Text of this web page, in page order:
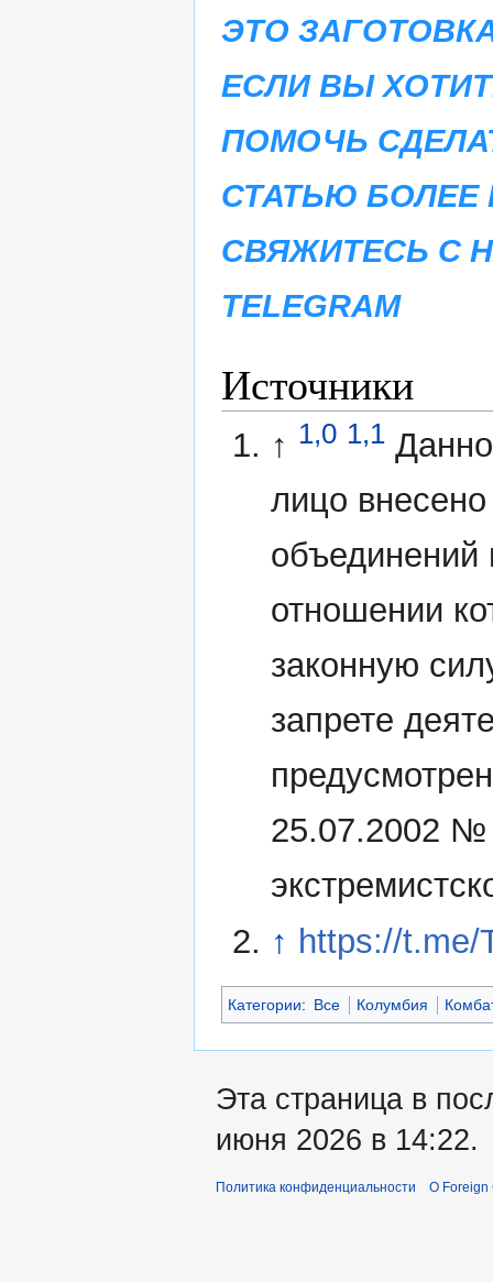
ЭТО
ЕСЛИ ВЫ
ПОМОЧЬ
СТАТЬЮ БОЛЕЕ
СВЯЖИТЕСЬ С
TELEGRAM
Источники
↑ 1,0 1,1
лицо
объединений
отношении
законную
запрете
25.07.2002 №
↑ https://t.me/
Категории: Все Колумбия
Эта страница в
июня 2026 в 14:22.
Политика конфиденциальности О Foreign